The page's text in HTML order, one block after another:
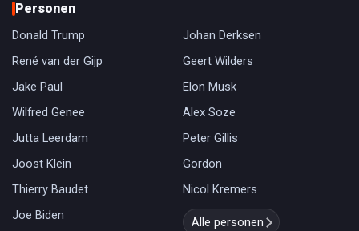
Personen
Donald Trump
Johan Derksen
René van der Gijp
Geert Wilders
Jake Paul
Elon Musk
Wilfred Genee
Alex Soze
Jutta Leerdam
Peter Gillis
Joost Klein
Gordon
Thierry Baudet
Nicol Kremers
Joe Biden
Alle personen